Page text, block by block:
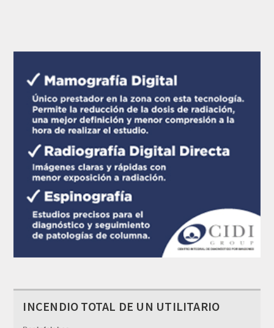
INCENDIO TOTAL DE UN UTILITARIO